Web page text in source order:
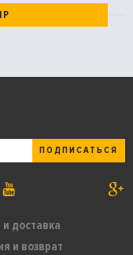
доставка
и возврат
ПОДПИСАТЬСЯ